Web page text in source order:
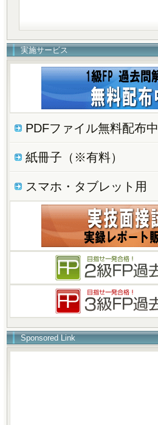
実施サービス
PDFファイル無料配布中
紙冊子（※有料）
スマホ・タブレット用
Sponsored Link